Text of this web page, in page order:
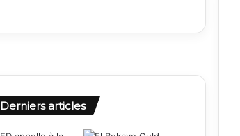
Derniers articles